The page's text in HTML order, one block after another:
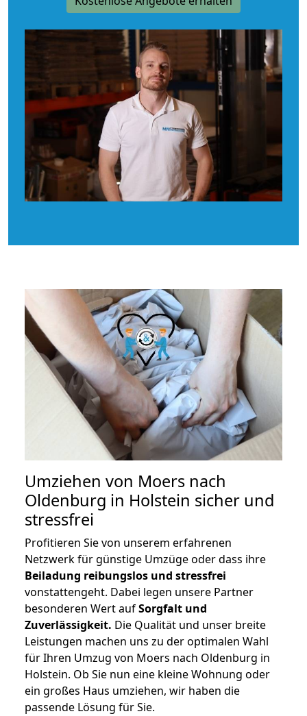
Umziehen von Moers nach
Oldenburg in Holstein sicher und
stressfrei
Profitieren Sie von unserem erfahrenen
Netzwerk für günstige Umzüge oder dass ihre
Beiladung reibungslos und stressfrei
vonstattengeht. Dabei legen unsere Partner
besonderen Wert aufSorgfalt und
Zuverlässigkeit. Die Qualität und unser breite
Leistungen machen uns zu der optimalen Wahl
für Ihren Umzug von Moers nach Oldenburg in
Holstein. Ob Sie nun eine kleine Wohnung oder
ein großes Haus umziehen, wir haben die
passende Lösung für Sie.